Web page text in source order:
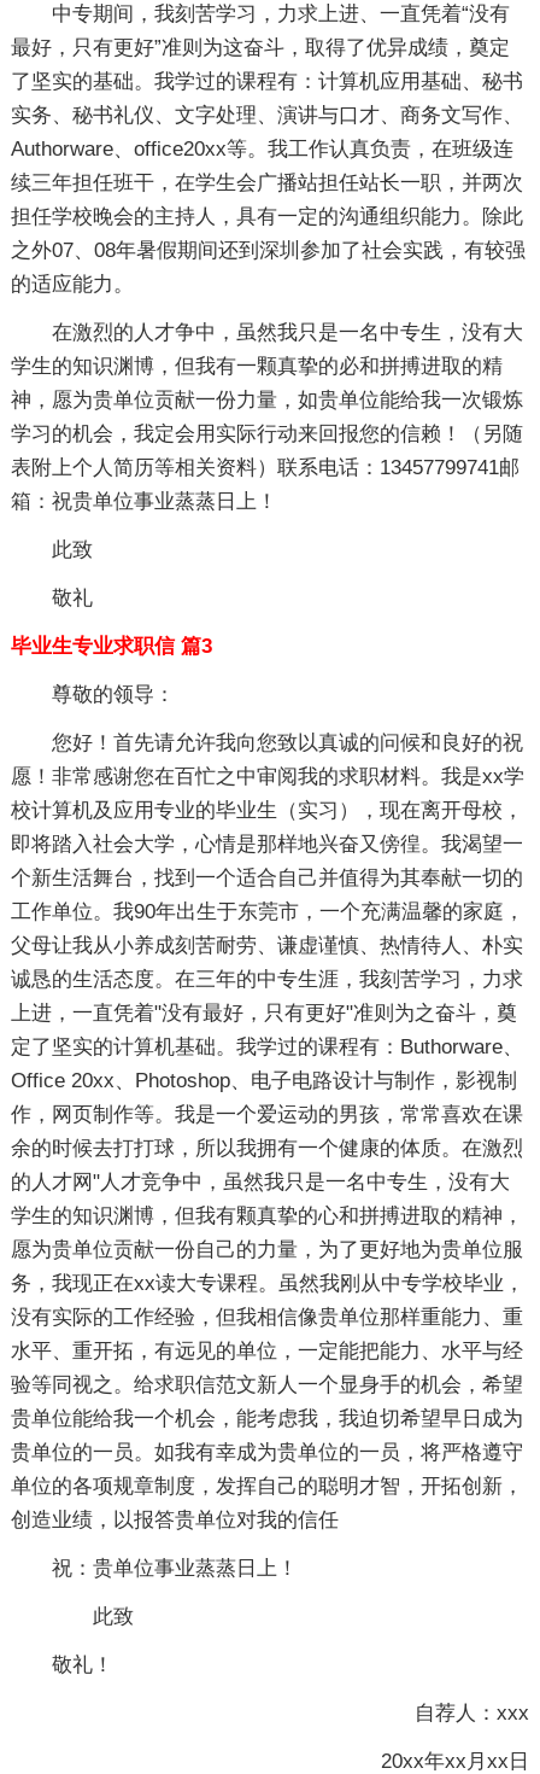
中专期间，我刻苦学习，力求上进、一直凭着“没有
最好，只有更好”准则为这奋斗，取得了优异成绩，奠定
了坚实的基础。我学过的课程有：计算机应用基础、秘书
实务、秘书礼仪、文字处理、演讲与口才、商务文写作、
Authorware、office20xx等。我工作认真负责，在班级连
续三年担任班干，在学生会广播站担任站长一职，并两次
担任学校晚会的主持人，具有一定的沟通组织能力。除此
之外07、08年暑假期间还到深圳参加了社会实践，有较强
的适应能力。
在激烈的人才争中，虽然我只是一名中专生，没有大
学生的知识渊博，但我有一颗真挚的必和拼搏进取的精
神，愿为贵单位贡献一份力量，如贵单位能给我一次锻炼
学习的机会，我定会用实际行动来回报您的信赖！（另随
表附上个人简历等相关资料）联系电话：13457799741邮
箱：祝贵单位事业蒸蒸日上！
此致
敬礼
毕业生专业求职信 篇3
尊敬的领导：
您好！首先请允许我向您致以真诚的问候和良好的祝
愿！非常感谢您在百忙之中审阅我的求职材料。我是xx学
校计算机及应用专业的毕业生（实习），现在离开母校，
即将踏入社会大学，心情是那样地兴奋又傍徨。我渴望一
个新生活舞台，找到一个适合自己并值得为其奉献一切的
工作单位。我90年出生于东莞市，一个充满温馨的家庭，
父母让我从小养成刻苦耐劳、谦虚谨慎、热情待人、朴实
诚恳的生活态度。在三年的中专生涯，我刻苦学习，力求
上进，一直凭着"没有最好，只有更好"准则为之奋斗，奠
定了坚实的计算机基础。我学过的课程有：Buthorware、
Office 20xx、Photoshop、电子电路设计与制作，影视制
作，网页制作等。我是一个爱运动的男孩，常常喜欢在课
余的时候去打打球，所以我拥有一个健康的体质。在激烈
的人才网"人才竞争中，虽然我只是一名中专生，没有大
学生的知识渊博，但我有颗真挚的心和拼搏进取的精神，
愿为贵单位贡献一份自己的力量，为了更好地为贵单位服
务，我现正在xx读大专课程。虽然我刚从中专学校毕业，
没有实际的工作经验，但我相信像贵单位那样重能力、重
水平、重开拓，有远见的单位，一定能把能力、水平与经
验等同视之。给求职信范文新人一个显身手的机会，希望
贵单位能给我一个机会，能考虑我，我迫切希望早日成为
贵单位的一员。如我有幸成为贵单位的一员，将严格遵守
单位的各项规章制度，发挥自己的聪明才智，开拓创新，
创造业绩，以报答贵单位对我的信任
祝：贵单位事业蒸蒸日上！
此致
敬礼！
自荐人：xxx
20xx年xx月xx日